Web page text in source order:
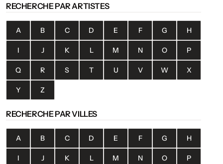
RECHERCHE PAR ARTISTES
A B C D E F G H
I J K L M N O P
Q R S T U V W X
Y Z
RECHERCHE PAR VILLES
A B C D E F G H
I J K L M N O P